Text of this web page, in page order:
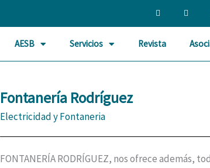
a
e
o
k
w
t
e
AESB Servicios Revista
Fontanería Rodríguez
Electricidad y Fontaneria
FONTANERÍA RODRÍGUEZ, nos ofrece además,